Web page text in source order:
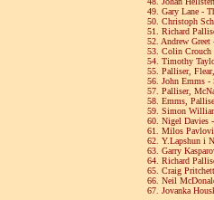
49. Gary Lane -
50. Christoph
51. Richard
52. Andrew Greet
53. Colin Crouch
54. Timothy
55. Palliser,
56. John Emms
57. Palliser,
58. Emms,
59. Simon
60. Nigel Davies
61. Milos
62. Y.Lapshun i
63. Garry
64. Richard
65. Craig
66. Neil
67. Jovanka